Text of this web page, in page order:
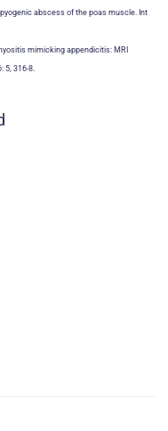
pyogenic abscess of the poas muscle. Int
mimicking appendicitis: MRI
5, 316-8.